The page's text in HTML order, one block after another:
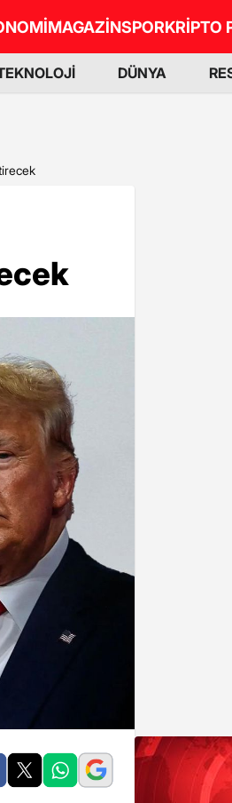
MAGAZİNSPORKRİPTO
DÜNYA